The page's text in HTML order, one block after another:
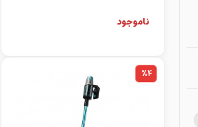
ناموجود
%4